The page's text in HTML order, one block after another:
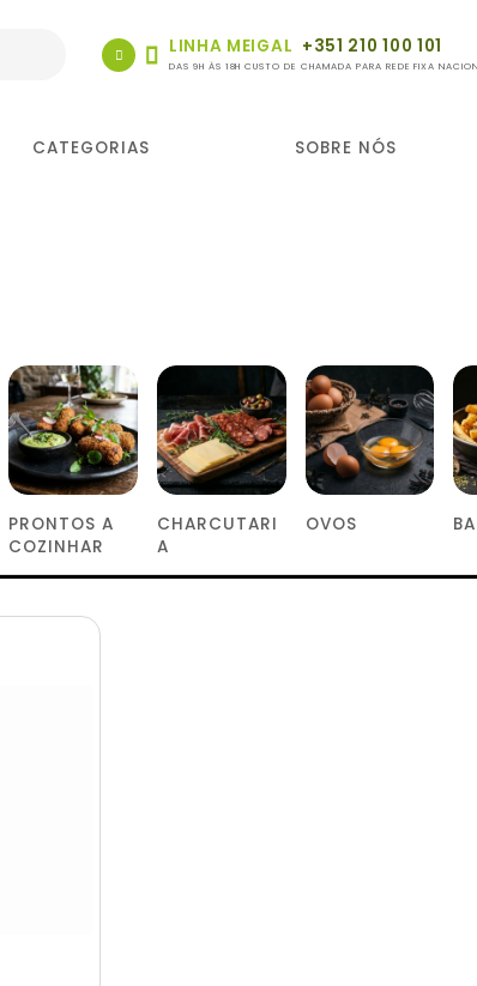
LINHA MEIGAL +351 210 100 101
DAS 9H ÀS 18H CUSTO DE CHAMADA PARA REDE FIXA
CATEGORIAS SOBRE NÓS
PRONTOS A
COZINHAR
CHARCUTARI
A
OVOS